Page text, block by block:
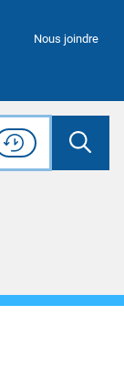
Nous joindre
tout le site
Lancer
Consulter l'
Historique
de recherche